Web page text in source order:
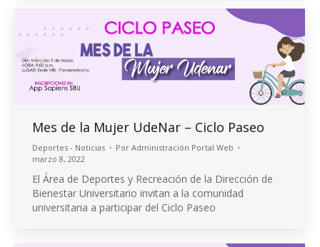
Mes de la Mujer UdeNar – Ciclo Paseo
Deportes - Noticias Por Administración Portal Web
marzo 8, 2022
El Área de Deportes y Recreación de la Dirección de
Bienestar Universitario invitan a la comunidad
universitaria a participar del Ciclo Paseo